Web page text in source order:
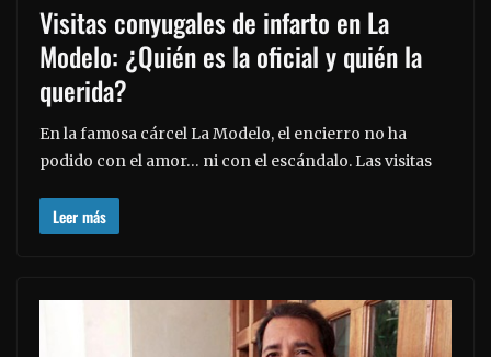
Visitas conyugales de infarto en La
Modelo: ¿Quién es la oficial y quién la
querida?
En la famosa cárcel La Modelo, el encierro no ha
podido con el amor… ni con el escándalo. Las visitas
Leer más